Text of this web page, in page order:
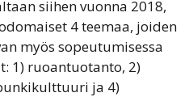
siihen vuonna 2018,
4 teemaa, joiden
myös sopeutumisessa
1) ruoantuotanto, 2)
ja 4)